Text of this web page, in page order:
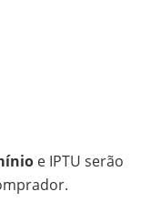
e IPTU serão